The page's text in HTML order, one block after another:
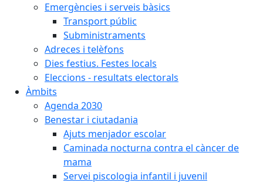
Emergències i serveis bàsics
Transport públic
Subministraments
Adreces i telèfons
Dies festius. Festes locals
Eleccions - resultats electorals
Àmbits
Agenda 2030
Benestar i ciutadania
Ajuts menjador escolar
Caminada nocturna contra el càncer de
mama
Servei piscologia infantil i juvenil